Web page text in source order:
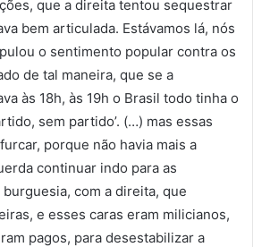
que a direita tentou sequestrar
bem articulada. Estávamos lá, nós
o sentimento popular contra os
de tal maneira, que se a
às 18h, às 19h o Brasil todo tinha o
sem partido’. (…) mas essas
porque não havia mais a
continuar indo para as
com a direita, que
e esses caras eram milicianos,
pagos, para desestabilizar a